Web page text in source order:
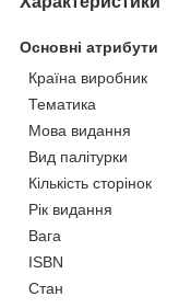
Основні атрибути
Країна виробник
Тематика
Мова видання
Вид палітурки
Кількість сторінок
Рік видання
Вага
ISBN
Стан